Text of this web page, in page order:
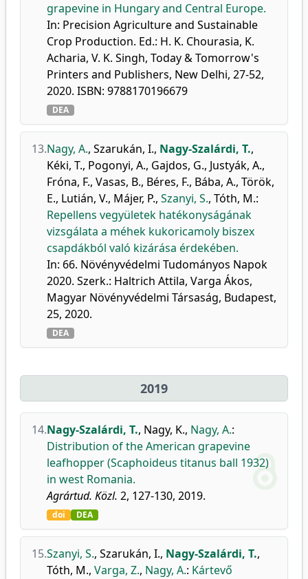
grapevine in Hungary and Central Europe.
In: Precision Agriculture and Sustainable
Crop Production. Ed.: H. K. Chourasia, K.
Acharia, V. K. Singh, Today & Tomorrow's
Printers and Publishers, New Delhi, 27-52,
2020. ISBN: 9788170196679
DEA
13.Nagy, A., Szarukán, I., Nagy-Szalárdi, T.,
Kéki, T., Pogonyi, A., Gajdos, G., Justyák, A.,
Fróna, F., Vasas, B., Béres, F., Bába, A., Török,
E., Lutián, V., Májer, P., Szanyi, S., Tóth, M.:
Repellens vegyületek hatékonyságának
vizsgálata a méhek kukoricamoly biszex
csapdákból való kizárása érdekében.
In: 66. Növényvédelmi Tudományos Napok
2020. Szerk.: Haltrich Attila, Varga Ákos,
Magyar Növényvédelmi Társaság, Budapest,
25, 2020.
DEA
2019
14.Nagy-Szalárdi, T., Nagy, K., Nagy, A.:
Distribution of the American grapevine
leafhopper (Scaphoideus titanus ball 1932)
in west Romania.
Agrártud. Közl. 2, 127-130, 2019.
doi DEA
15.Szanyi, S., Szarukán, I., Nagy-Szalárdi, T.,
Tóth, M., Varga, Z., Nagy, A.: Kártevő